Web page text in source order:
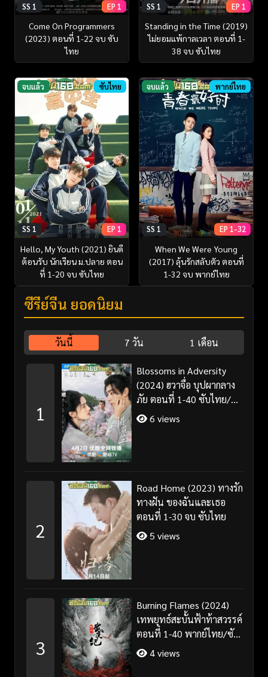
SS 1 EP 1
Come On Programmers
(2023) ตอนที่ 1-22 จบ ซับ
ไทย
SS 1 EP 1
Standing in the Time (2019)
ไม่ยอมแพ้กาลเวลา ตอนที่ 1-
38 จบ ซับไทย
จบแล้ว ซับไทย
SS 1 EP 1
Hello, My Youth (2021) ยินดี
ต้อนรับ นักเรียน ม.ปลาย ตอน
ที่ 1-20 จบ ซับไทย
จบแล้ว พากย์ไทย
SS 1 EP 1-32
When We Were Young
(2017) ลุ้นรักสลับตัว ตอนที่
1-32 จบ พากย์ไทย
ซีรี่ย์จีน ยอดนิยม
วันนี้ 7 วัน 1 เดือน
1
Blossoms in Adversity
(2024) ฮวาจื่อ บุปผากลาง
ภัย ตอนที่ 1-40 ซับไทย/
พากย์ไทย
6 views
2
Road Home (2023) ทางรัก
ทางฝัน ของฉันและเธอ
ตอนที่ 1-30 จบ ซับไทย
5 views
3
Burning Flames (2024)
เทพยุทธ์สะบั้นฟ้าท้าสวรรค์
ตอนที่ 1-40 พากย์ไทย/ซับ
ไทย4 views